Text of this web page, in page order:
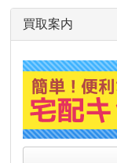
買取案内